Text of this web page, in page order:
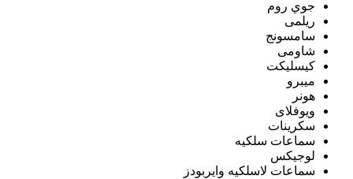
جوي روم
ريلمى
سامسونج
شاومى
كيسليكت
ميبرو
هونر
ويوفلاى
سكرينات
سماعات سلكيه
لوجيكس
سماعات لاسلكيه وايربودز